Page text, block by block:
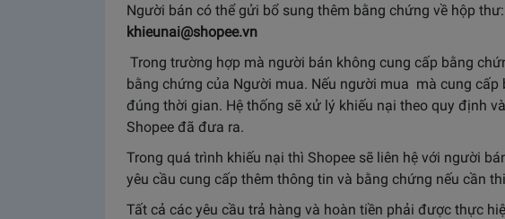
Người bán có thể gửi bổ sung thêm bằng chứng về hộp thư:
khieunai@shopee.vn
Trong trường hợp mà người bán không cung cấp bằng
bằng chứng của Người mua. Nếu người mua mà cung cấp
đúng thời gian. Hệ thống sẽ xử lý khiếu nại theo quy định
Shopee đã đưa ra.
Trong quá trình khiếu nại thì Shopee sẽ liên hệ với người
yêu cầu cung cấp thêm thông tin và bằng chứng nếu cần
Tất cả các yêu cầu trả hàng và hoàn tiền phải được thực